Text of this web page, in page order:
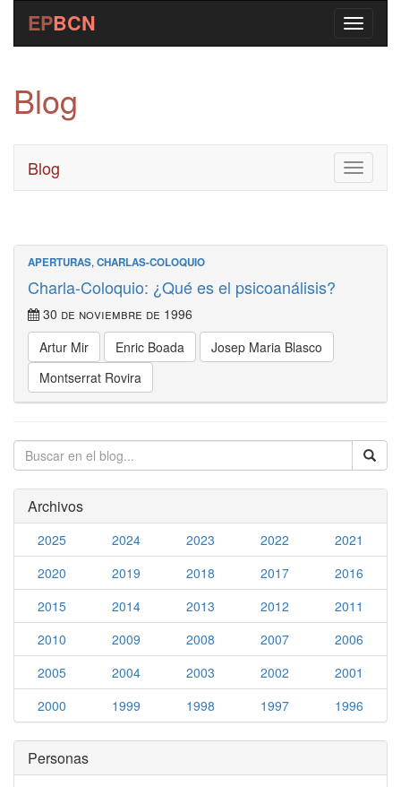
EPBCN
Blog
Toggle
Blog
APERTURAS, CHARLAS-COLOQUIO
Charla-Coloquio: ¿Qué es el psicoanálisis?
30 de noviembre de 1996
Artur Mir
Enric Boada
Josep Maria Blasco
Montserrat Rovira
Archivos
2025 2024 2023 2022
2021
2020
2019 2018 2017
2016
2015
2014 2013 2012
2011
2010
2009 2008 2007
2006
2005
2004 2003 2002
2001
2000
1999 1998 1997 1996
Personas